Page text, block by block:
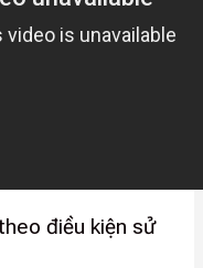
điều kiện sử